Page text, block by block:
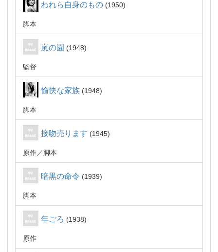
われら自身のもの 1950
脚本
嵐の園 1948
監督
愉快な家族 1948
脚本
接吻売ります 1945
原作 脚本
暗黒の命令 1939
脚本
年ごろ 1938
原作